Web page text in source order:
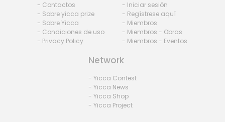
- Contactos
- Sobre yicca prize
- Sobre Yicca
- Condiciones de uso
- Privacy Policy
- Iniciar sesión
- Regístrese aquí
- Miembros
- Miembros - Obras
- Miembros - Eventos
Network
- Yicca Contest
- Yicca News
- Yicca Shop
- Yicca Project